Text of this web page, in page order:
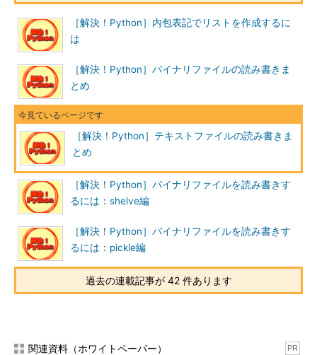
［解決！Python］内包表記でリストを作成するに
は
［解決！Python］バイナリファイルの読み書きま
とめ
［解決！Python］テキストファイルの読み書きま
とめ
［解決！Python］バイナリファイルを読み書きす
るには：shelve編
［解決！Python］バイナリファイルを読み書きす
るには：pickle編
過去の連載記事が 42 件あります
関連資料（ホワイトペーパー） PR